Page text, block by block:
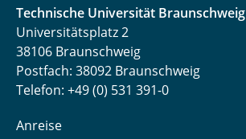
Technische Universität Braunschweig
Universitätsplatz 2
38106 Braunschweig
Postfach: 38092 Braunschweig
Telefon: +49 (0) 531 391-0
Anreise